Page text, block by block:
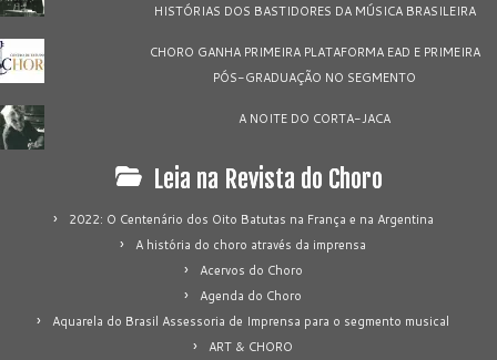
HISTÓRIAS DOS BASTIDORES DA MÚSICA BRASILEIRA
CHORO GANHA PRIMEIRA PLATAFORMA EAD E PRIMEIRA
PÓS-GRADUAÇÃO NO SEGMENTO
A NOITE DO CORTA-JACA
Leia na Revista do Choro
2022: O Centenário dos Oito Batutas na França e na Argentina
A história do choro através da imprensa
Acervos do Choro
Agenda do Choro
Aquarela do Brasil Assessoria de Imprensa para o segmento musical
ART & CHORO